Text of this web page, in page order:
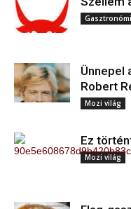
Ünnepel
Robert
Mozi világ
Ez
Mozi világ